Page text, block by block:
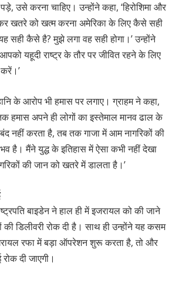
उसे करना चाहिए। उन्होंने कहा, ‘हिरोशिमा और
खतरे को खत्म करना अमेरिका के लिए कैसे सही
सही कैसे है? मुझे लगा वह सही होगा।’ उन्होंने
यहूदी राष्ट्र के तौर पर जीवित रहने के लिए
के आरोप भी हमास पर लगाए। ग्राहम ने कहा,
हमास अपने ही लोगों का इस्तेमाल मानव ढाल के
नहीं करता है, तब तक गाजा में आम नागरिकों की
है। मैंने युद्ध के इतिहास में ऐसा कभी नहीं देखा
की जान को खतरे में डालता है।’
बाइडेन ने हाल ही में इजरायल को की जाने
की डिलीवरी रोक दी है। साथ ही उन्होंने यह कसम
रफा में बड़ा ऑपरेशन शुरू करता है, तो और
दी जाएगी।